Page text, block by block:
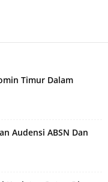
Timur Dalam
Audensi ABSN Dan